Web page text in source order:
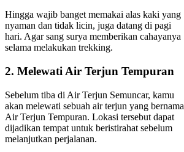
Hingga wajib banget memakai alas kaki yang
nyaman dan tidak licin, juga datang di pagi
hari. Agar sang surya memberikan cahayanya
selama melakukan trekking.
2. Melewati Air Terjun Tempuran
Sebelum tiba di Air Terjun Semuncar, kamu
akan melewati sebuah air terjun yang bernama
Air Terjun Tempuran. Lokasi tersebut dapat
dijadikan tempat untuk beristirahat sebelum
melanjutkan perjalanan.